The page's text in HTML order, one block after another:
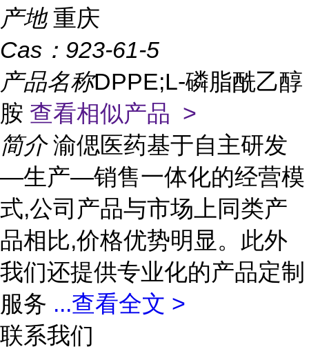
产地 重庆
Cas： 923-61-5
产品名称DPPE;L-磷脂酰乙醇
胺 查看相似产品 >
简介 渝偲医药基于自主研发
—生产—销售一体化的经营模
式,公司产品与市场上同类产
品相比,价格优势明显。此外
我们还提供专业化的产品定制
服务 ...查看全文 >
联系我们